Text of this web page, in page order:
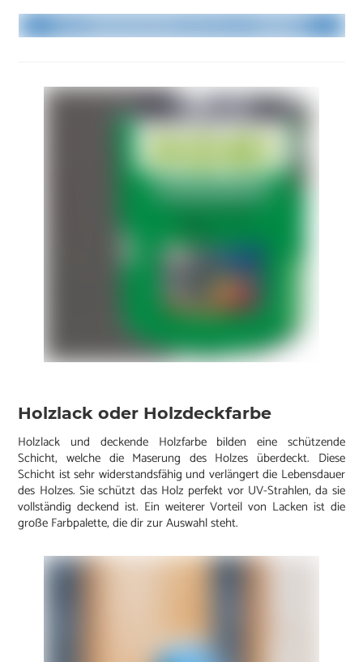
Holzlack oder Holzdeckfarbe
Holzlack und deckende Holzfarbe bilden eine schützende
Schicht, welche die Maserung des Holzes überdeckt. Diese
Schicht ist sehr widerstandsfähig und verlängert die Lebensdauer
des Holzes. Sie schützt das Holz perfekt vor UV-Strahlen, da sie
vollständig deckend ist. Ein weiterer Vorteil von Lacken ist die
große Farbpalette, die dir zur Auswahl steht.